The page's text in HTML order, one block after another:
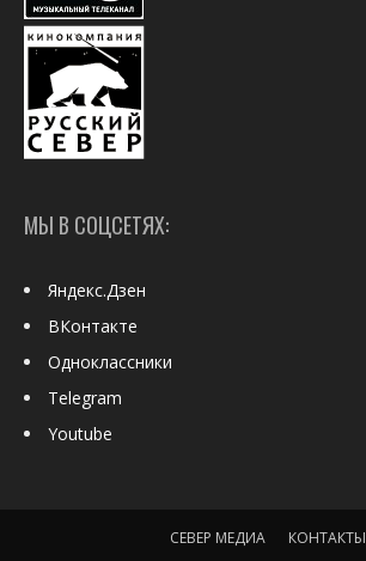
МЫ В СОЦСЕТЯХ:
Яндекс.Дзен
ВКонтакте
Одноклассники
Telegram
Youtube
СЕВЕР МЕДИА КОНТАКТЫ